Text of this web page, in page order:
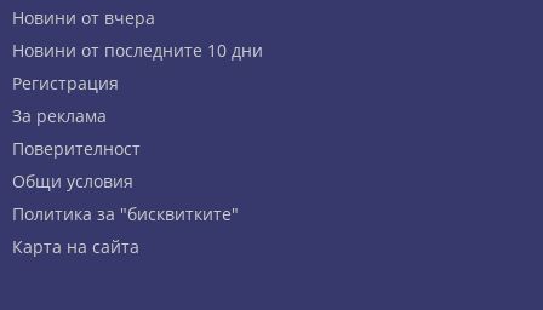
Новини от вчера
Новини от последните 10 дни
Регистрация
За реклама
Πoвepитeлнocт
Общи условия
Политика за "бисквитките"
Карта на сайта